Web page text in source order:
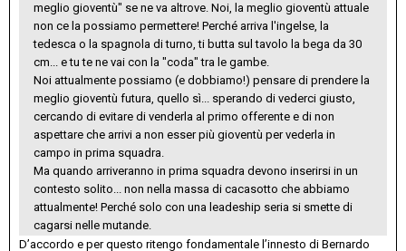
meglio gioventù" se ne va altrove. Noi, la meglio gioventù attuale
non ce la possiamo permettere! Perché arriva l'ingelse, la
tedesca o la spagnola di turno, ti butta sul tavolo la bega da 30
cm... e tu te ne vai con la "coda" tra le gambe.
Noi attualmente possiamo (e dobbiamo!) pensare di prendere la
meglio gioventù futura, quello sì... sperando di vederci giusto,
cercando di evitare di venderla al primo offerente e di non
aspettare che arrivi a non esser più gioventù per vederla in
campo in prima squadra.
Ma quando arriveranno in prima squadra devono inserirsi in un
contesto solito... non nella massa di cacasotto che abbiamo
attualmente! Perché solo con una leadeship seria si smette di
cagarsi nelle mutande.
D’accordo e per questo ritengo fondamentale l’innesto di Bernardo